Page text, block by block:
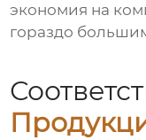
экономия на
гораздо